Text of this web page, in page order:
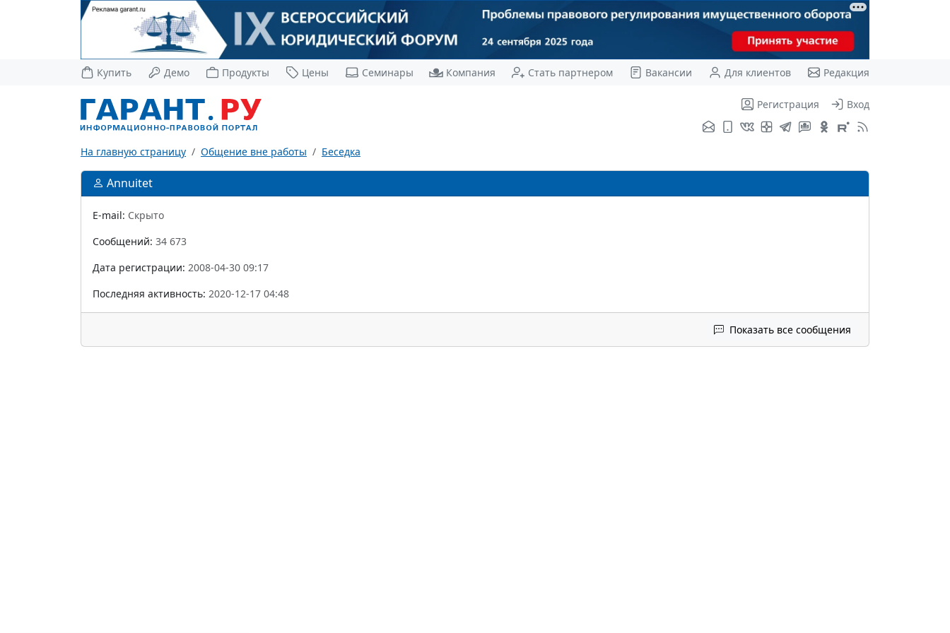
Купить Демо Продукты Цены Семинары Компания Стать партнером Вакансии Для клиентов Редакция
Регистрация Вход
На главную страницу Общение вне работы Беседка
Annuitet
E-mail: Скрыто
Сообщений: 34 673
Дата регистрации: 2008-04-30 09:17
Последняя активность: 2020-12-17 04:48
Показать все сообщения